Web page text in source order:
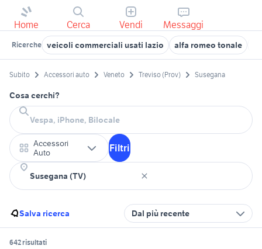
Home Cerca Vendi Messaggi
Ricerche veicoli commerciali usati lazio alfa romeo tonale
Subito Accessori auto Veneto Treviso (Prov) Susegana
Cosa cerchi?
Accessori
Auto
Filtri
Salva ricerca Dal più recente
642 risultati